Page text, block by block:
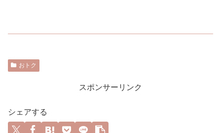
おトク
スポンサーリンク
シェアする